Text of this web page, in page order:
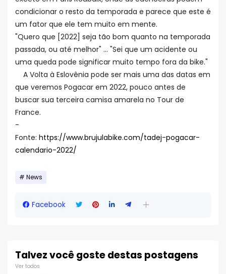
condicionar o resto da temporada e parece que este é
um fator que ele tem muito em mente.
"Quero que [2022] seja tão bom quanto na temporada
passada, ou até melhor" ... "Sei que um acidente ou
uma queda pode significar muito tempo fora da bike."
A Volta à Eslovênia pode ser mais uma das datas em
que veremos Pogacar em 2022, pouco antes de
buscar sua terceira camisa amarela no Tour de
France.
-
Fonte: https://www.brujulabike.com/tadej-pogacar-
calendario-2022/
News
Facebook
Talvez você goste destas postagens
Ver todos